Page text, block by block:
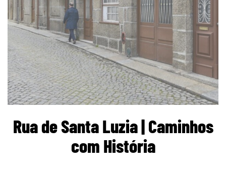
Rua de Santa Luzia | Caminhos
com História